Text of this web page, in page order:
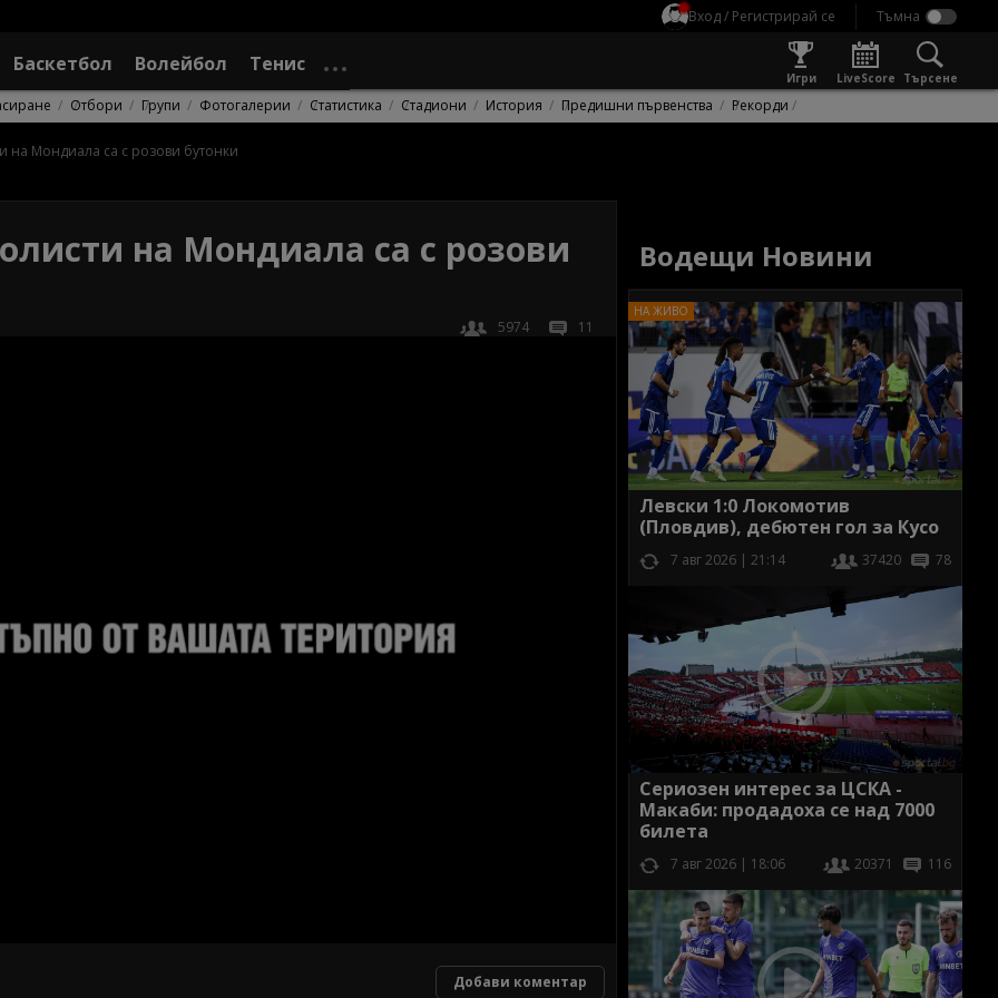
Вход / Регистрирай се
Баскетбол Волейбол Тенис
Игри LiveScore Търсене
Отбори Групи Фотогалерии Статистика Стадиони История Предишни първенства Рекорди
на Мондиала са с розови бутонки
на Мондиала са с розови
5974 11
Добави коментар
Водещи Новини
Левски 1:0 Локомотив
(Пловдив), дебютен гол за Кусо
7 авг 2026 | 21:14 37420 78
Сериозен интерес за ЦСКА -
Макаби: продадоха се над 7000
билета
7 авг 2026 | 18:06 20371 116